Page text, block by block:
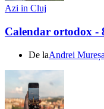
Azi in Cluj
Calendar ortodox -
De laAndrei